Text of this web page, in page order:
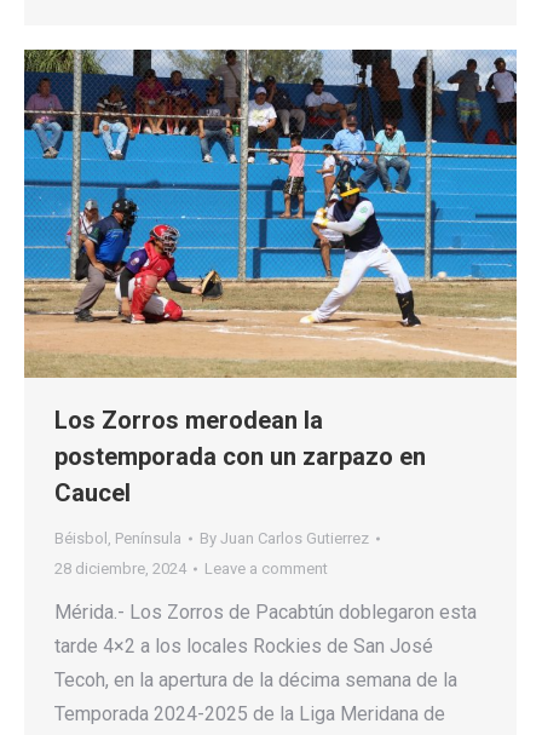
Los Zorros merodean la
postemporada con un zarpazo en
Caucel
Béisbol , Península By Juan Carlos Gutierrez
28 diciembre, 2024
Leave a comment
Mérida.- Los Zorros de Pacabtún doblegaron esta
tarde 4×2 a los locales Rockies de San José
Tecoh, en la apertura de la décima semana de la
Temporada 2024-2025 de la Liga Meridana de